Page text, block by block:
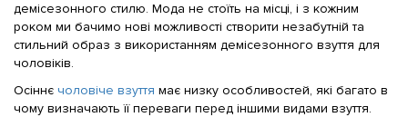
демісезонного стилю. Мода не стоїть на місці, і з кожним
роком ми бачимо нові можливості створити незабутній та
стильний образ з використанням демісезонного взуття для
чоловіків.
Осіннє чоловіче взуття має низку особливостей, які багато в
чому визначають її переваги перед іншими видами взуття.